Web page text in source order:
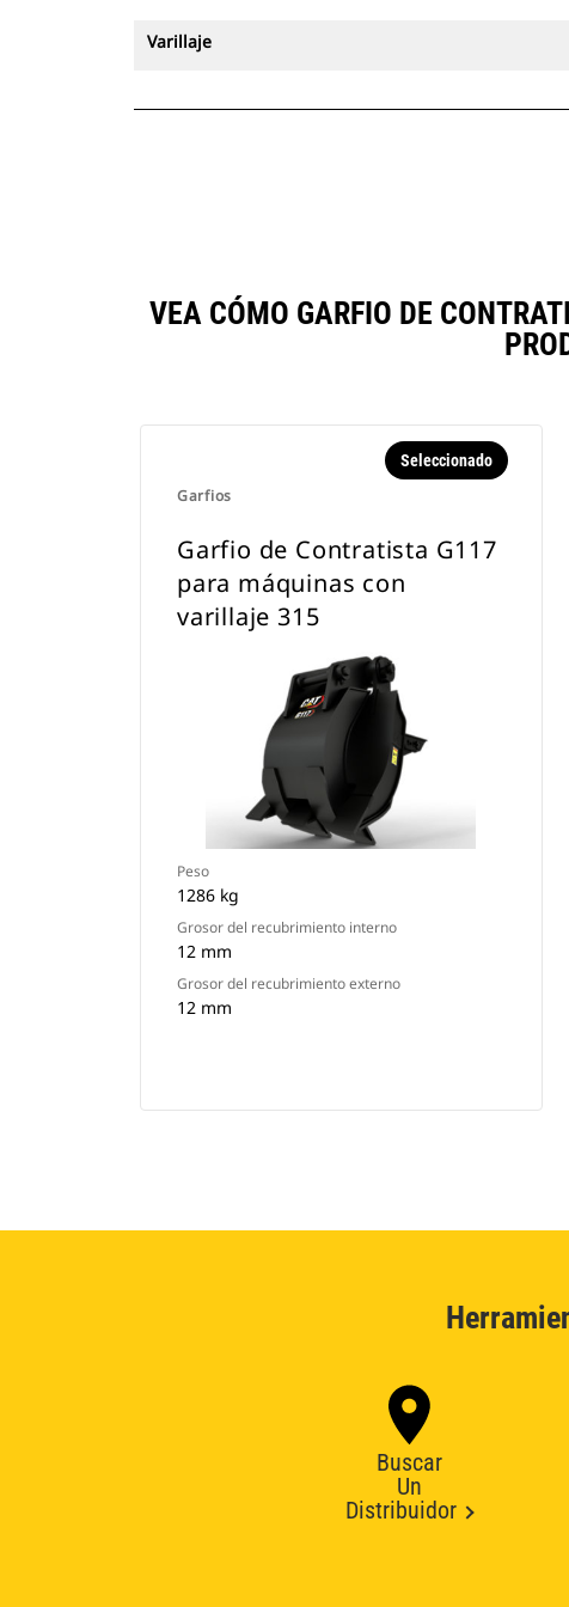
Varillaje
VEA CÓMO GARFIO DE
Garfios
Seleccionado
Garfio de Contratista G117
para máquinas con
varillaje 315
Peso
1286 kg
Grosor del recubrimiento interno
12 mm
Grosor del recubrimiento externo
12 mm
Buscar
Un
Distribuidor